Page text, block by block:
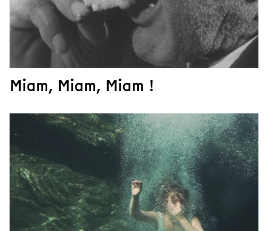
Miam, Miam, Miam !